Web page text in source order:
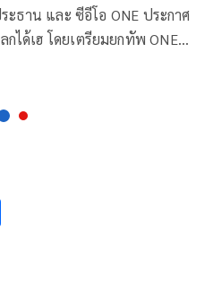
ธาน และ ซีอีโอ ONE ประกาศ
ด้เฮ โดยเตรียมยกทัพ ONE
นซามูไร “ทาเครุ เซกาวา” ที่จะ